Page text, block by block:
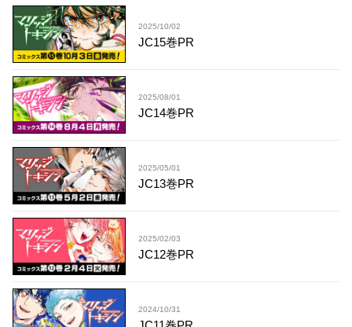
2025/10/02
JC15巻PR
2025/08/01
JC14巻PR
2025/05/01
JC13巻PR
2025/02/03
JC12巻PR
2024/10/31